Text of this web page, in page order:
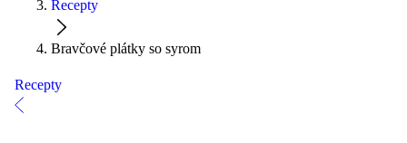
Recepty
Bravčové plátky so syrom
Recepty